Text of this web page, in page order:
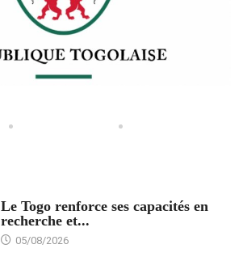
Le Togo renforce ses capacités en
recherche et...
05/08/2026